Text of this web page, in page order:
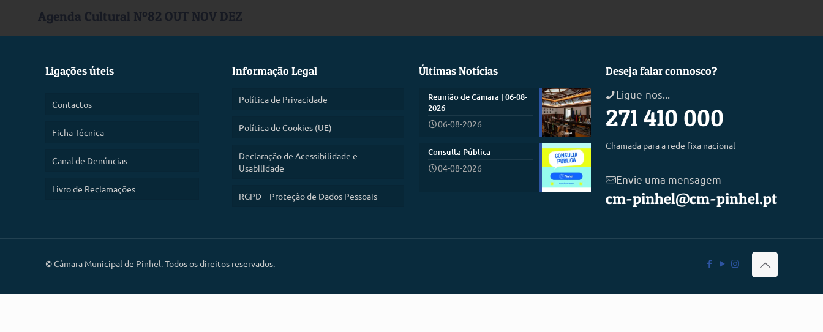
Agenda Cultural Nº82 OUT NOV DEZ
Ligações úteis
Contactos
Ficha Técnica
Canal de Denúncias
Livro de Reclamações
Informação Legal
Política de Privacidade
Política de Cookies (UE)
Declaração de Acessibilidade e
Usabilidade
RGPD – Proteção de Dados Pessoais
Últimas Notícias
Reunião de Câmara | 06-08-
2026
06-08-2026
Consulta Pública
04-08-2026
Deseja falar connosco?
Ligue-nos...
271 410 000
Chamada para a rede fixa nacional
Envie uma mensagem
cm-pinhel@cm-pinhel.pt
©Câmara Municipal de Pinhel. Todos os direitos reservados.